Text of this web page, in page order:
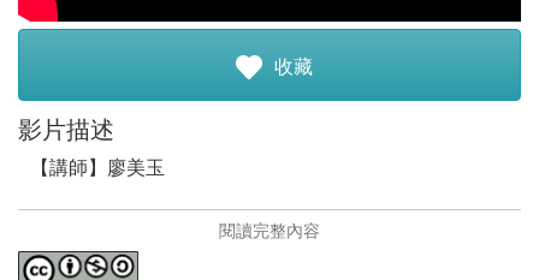
收藏
影片描述
【講師】廖美玉
講師廖美玉老師，任教於南投縣南投國小，已有十餘年教
學經驗，對教學秉持著教學相長的態度，持續抱持著教學
閱讀完整內容